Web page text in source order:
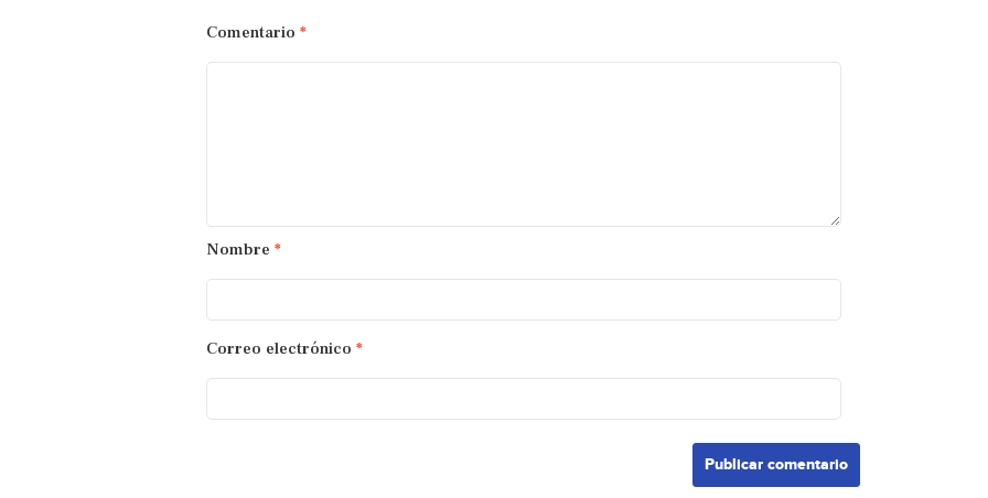
Comentario *
Nombre *
Correo electrónico *